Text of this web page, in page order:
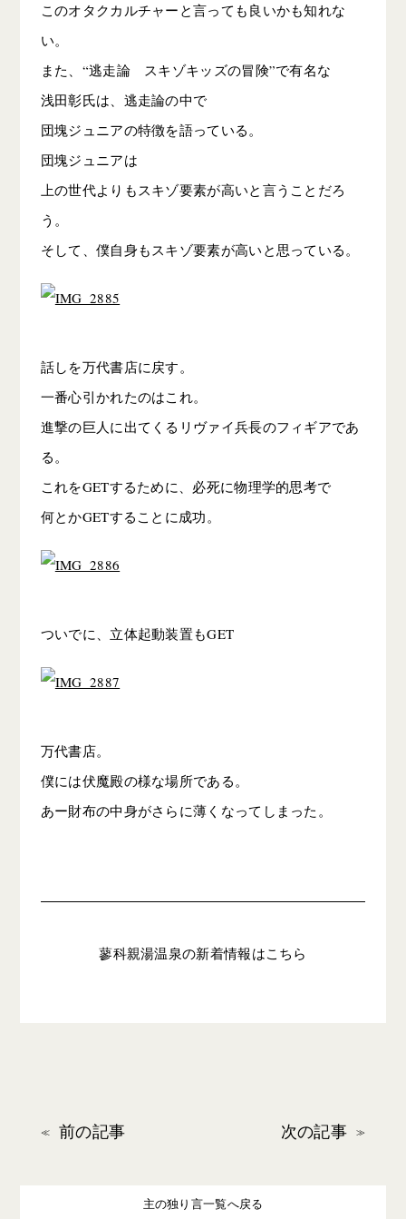
このオタクカルチャーと言っても良いかも知れな
い。
また、“逃走論 スキゾキッズの冒険”で有名な
浅田彰氏は、逃走論の中で
団塊ジュニアの特徴を語っている。
団塊ジュニアは
上の世代よりもスキゾ要素が高いと言うことだろ
う。
そして、僕自身もスキゾ要素が高いと思っている。
話しを万代書店に戻す。
一番心引かれたのはこれ。
進撃の巨人に出てくるリヴァイ兵長のフィギアであ
る。
これをGETするために、必死に物理学的思考で
何とかGETすることに成功。
ついでに、立体起動装置もGET
万代書店。
僕には伏魔殿の様な場所である。
あー財布の中身がさらに薄くなってしまった。
蓼科親湯温泉の新着情報はこちら
前の記事 次の記事
主の独り言一覧へ戻る